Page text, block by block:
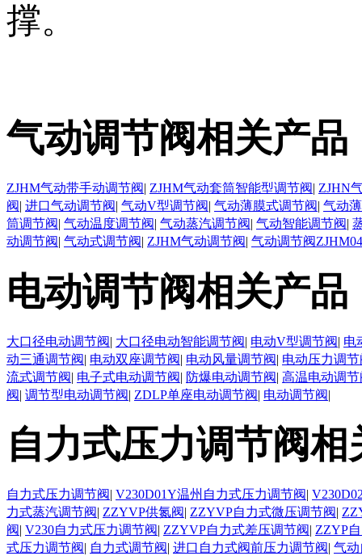
撑。
气动调节阀相关产品
ZJHM气动带手动调节阀| ZJHM气动套筒智能型调节阀| ZJHN
阀| 进口气动调节阀| 气动V型调节阀| 气动薄膜式调节阀| 气动
筒调节阀| 气动温度调节阀| 气动蒸汽调节阀| 气动智能调节阀|
动调节阀| 气动式调节阀| ZJHM气动调节阀| 气动调节阀ZJHM04
电动调节阀相关产品
大口径电动调节阀| 大口径电动智能调节阀| 电动V型调节阀| 电
动三通调节阀| 电动双座调节阀| 电动风量调节阀| 电动压力调节
流式调节阀| 电子式电动调节阀| 防爆电动调节阀| 高温电动调节
阀| 调节型电动调节阀| ZDLP单座电动调节阀| 电动调节阀|
自力式压力调节阀相
自力式压力调节阀| V230D01Y温州自力式压力调节阀|
力式蒸汽调节阀| ZZYVP供氮阀| ZZYVP自力式微压调节阀|
阀| V230自力式压力调节阀| ZZYVP自力式差压调节阀| ZZYP
式压力调节阀| 自力式调节阀| 进口自力式阀前压力调节阀| 气